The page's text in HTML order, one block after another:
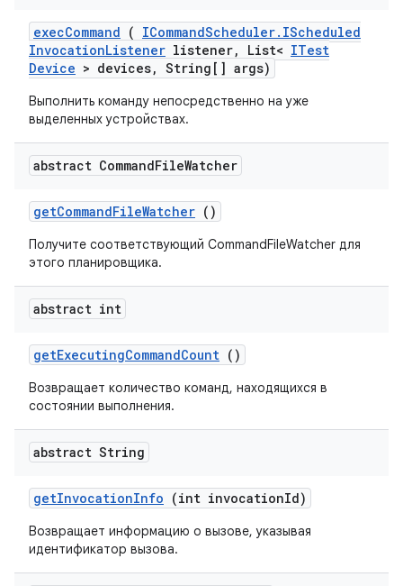
execCommand ( ICommandScheduler. IScheduled
InvocationListener listener, List< ITest
Device > devices, String[] args)
Выполнить команду непосредственно на уже
выделенных устройствах.
abstract CommandFileWatcher
getCommandFileWatcher ()
Получите соответствующий CommandFileWatcher для
этого планировщика.
abstract int
getExecutingCommandCount ()
Возвращает количество команд, находящихся в
состоянии выполнения.
abstract String
getInvocationInfo (int invocationId)
Возвращает информацию о вызове, указывая
идентификатор вызова.